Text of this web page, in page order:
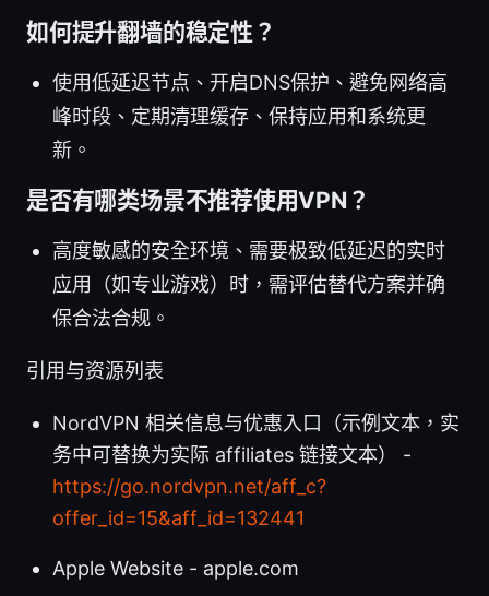
如何提升翻墙的稳定性？
使用低延迟节点、开启DNS保护、避免网络高
峰时段、定期清理缓存、保持应用和系统更
新。
是否有哪类场景不推荐使用VPN？
高度敏感的安全环境、需要极致低延迟的实时
应用（如专业游戏）时，需评估替代方案并确
保合法合规。
引用与资源列表
NordVPN 相关信息与优惠入口（示例文本，实
务中可替换为实际 affiliates 链接文本） -
https://go.nordvpn.net/aff_c?
offer_id=15&aff_id=132441
Apple Website - apple.com